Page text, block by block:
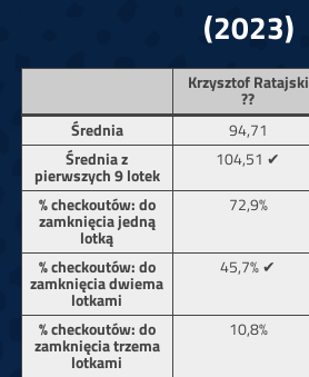
(2023)
Krzysztof Ratajski
??
Średnia
94,71
Średnia z
pierwszych 9 lotek
104,51 ✔
% checkoutów: do
zamknięcia jedną
lotką
72,9%
% checkoutów: do
zamknięcia dwiema
lotkami
45,7% ✔
% checkoutów: do
zamknięcia trzema
lotkami
10,8%